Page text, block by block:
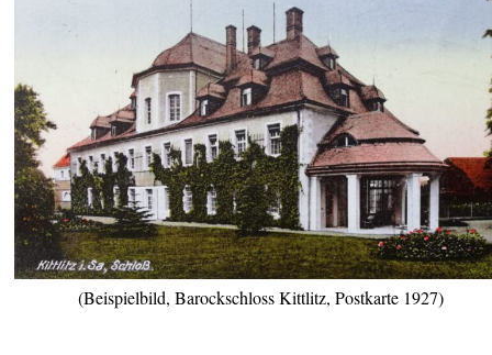
(Beispielbild, Barockschloss Kittlitz, Postkarte 1927)